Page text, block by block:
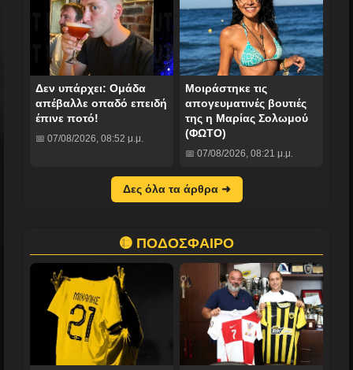
Δεν υπάρχει: Ομάδα
απέβαλλε οπαδό επειδή
έπινε ποτό!
📅 07/08/2026, 08:52 μ.μ.
Mοιράστηκε τις
απογευματινές βουτιές
της η Μαρίας Σολωμού
(ΦΩΤΟ)
📅 07/08/2026, 08:21 μ.μ.
Δες όλα τα άρθρα ➜
🟡 ΠΟΔΟΣΦΑΙΡΟ